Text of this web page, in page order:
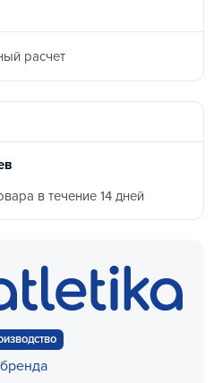
расчет
в течение 14 дней